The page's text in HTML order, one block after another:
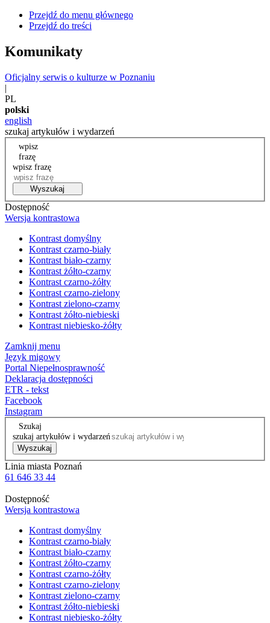
Przejdź do menu głównego
Przejdź do treści
Komunikaty
Oficjalny serwis o kulturze w Poznaniu
|
PL
polski
english
szukaj artykułów i wydarzeń
wpisz
frazę
wpisz frazę
Wyszukaj
Dostępność
Wersja kontrastowa
Kontrast domyślny
Kontrast czarno-biały
Kontrast biało-czarny
Kontrast żółto-czarny
Kontrast czarno-żółty
Kontrast czarno-zielony
Kontrast zielono-czarny
Kontrast żółto-niebieski
Kontrast niebiesko-żółty
Zamknij menu
Język migowy
Portal Niepełnosprawność
Deklaracja dostępności
ETR - tekst
Facebook
Instagram
Szukaj
szukaj artykułów i wydarzeń
Wyszukaj
Linia miasta Poznań
61 646 33 44
Dostępność
Wersja kontrastowa
Kontrast domyślny
Kontrast czarno-biały
Kontrast biało-czarny
Kontrast żółto-czarny
Kontrast czarno-żółty
Kontrast czarno-zielony
Kontrast zielono-czarny
Kontrast żółto-niebieski
Kontrast niebiesko-żółty